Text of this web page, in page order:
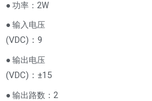
● 功率：2W
● 输入电压
(VDC)：9
● 输出电压
(VDC) ：±15
● 输出路数：2